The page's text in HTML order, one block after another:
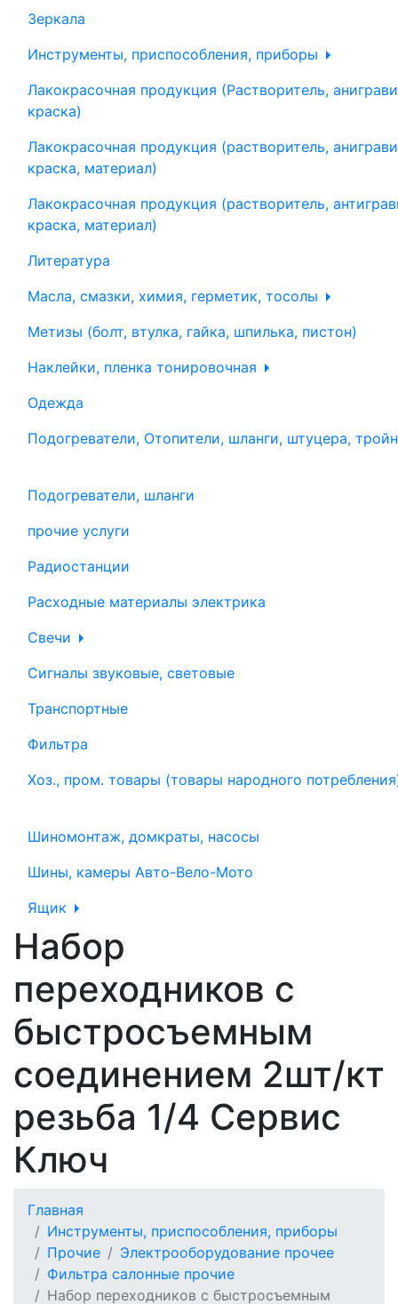
Зеркала
Инструменты, приспособления, приборы
Лакокрасочная продукция (Растворитель,
краска)
Лакокрасочная продукция (растворитель,
краска, материал)
Лакокрасочная продукция (растворитель,
краска, материал)
Литература
Масла, смазки, химия, герметик, тосолы
Метизы (болт, втулка, гайка, шпилька, пистон)
Наклейки, пленка тонировочная
Одежда
Подогреватели, Отопители, шланги, штуцера,
Подогреватели, шланги
прочие услуги
Радиостанции
Расходные материалы электрика
Свечи
Сигналы звуковые, световые
Транспортные
Фильтра
Хоз., пром. товары (товары народного
Шиномонтаж, домкраты, насосы
Шины, камеры Авто-Вело-Мото
Ящик
Набор
переходников с
быстросъемным
соединением 2шт/кт
резьба 1/4 Сервис
Ключ
Главная
Инструменты, приспособления, приборы
Прочие
Электрооборудование прочее
Фильтра салонные прочие
Набор переходников с быстросъемным